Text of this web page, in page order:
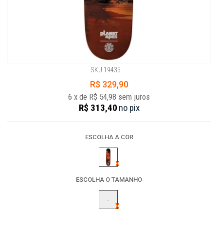
SKU 19435
R$ 329,90
6 x de R$ 54,98 sem juros
R$ 313,40 no pix
ESCOLHA A COR
ESCOLHA O TAMANHO
-